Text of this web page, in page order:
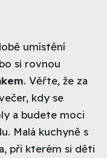
umístění
si rovnou
. Věřte, že za
kdy se
a budete moci
Malá kuchyně s
při kterém si děti